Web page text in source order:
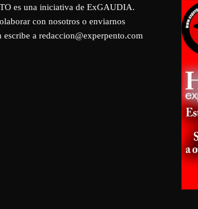
es una iniciativa de ExGAUDIA.
con nosotros o enviarnos
a redaccion@experpento.com